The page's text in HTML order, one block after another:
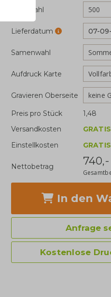
Stückzahl 500
Lieferdatum
Samenwahl
Aufdruck Karte
Gravieren Oberseite keine
Preis pro Stück
1,48
Versandkosten
GRATIS
Einstellkosten
GRATIS
Nettobetrag 740,-
In den
Anfrage
Kostenlose